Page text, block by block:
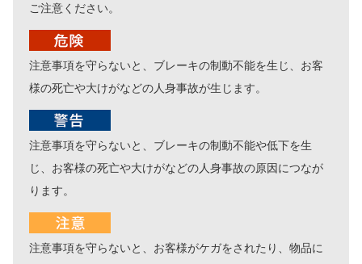
ご注意ください。
注意事項を守らないと、ブレーキの制動不能を生じ、お客
様の死亡や大けがなどの人身事故が生じます。
注意事項を守らないと、ブレーキの制動不能や低下を生
じ、お客様の死亡や大けがなどの人身事故の原因につなが
ります。
注意事項を守らないと、お客様がケガをされたり、物品に